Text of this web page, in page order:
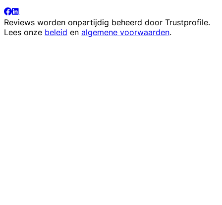
Reviews worden onpartijdig beheerd door Trustprofile.
Lees onze beleid en algemene voorwaarden.